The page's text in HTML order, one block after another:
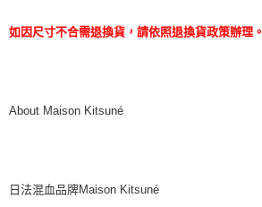
如因尺寸不合需退換貨，請依照退換貨政策辦理。
About Maison Kitsuné
日法混血品牌Maison Kitsuné